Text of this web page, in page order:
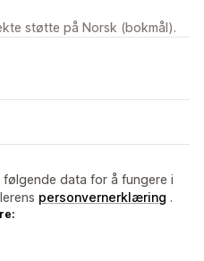
støtte på Norsk (bokmål).
data for å fungere i
personvernerklæring .